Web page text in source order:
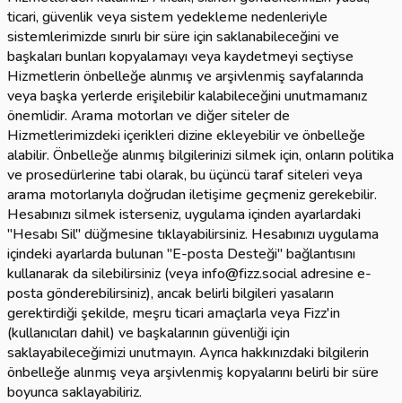
ticari, güvenlik veya sistem yedekleme nedenleriyle
sistemlerimizde sınırlı bir süre için saklanabileceğini ve
başkaları bunları kopyalamayı veya kaydetmeyi seçtiyse
Hizmetlerin önbelleğe alınmış ve arşivlenmiş sayfalarında
veya başka yerlerde erişilebilir kalabileceğini unutmamanız
önemlidir. Arama motorları ve diğer siteler de
Hizmetlerimizdeki içerikleri dizine ekleyebilir ve önbelleğe
alabilir. Önbelleğe alınmış bilgilerinizi silmek için, onların politika
ve prosedürlerine tabi olarak, bu üçüncü taraf siteleri veya
arama motorlarıyla doğrudan iletişime geçmeniz gerekebilir.
Hesabınızı silmek isterseniz, uygulama içinden ayarlardaki
"Hesabı Sil" düğmesine tıklayabilirsiniz. Hesabınızı uygulama
içindeki ayarlarda bulunan "E-posta Desteği" bağlantısını
kullanarak da silebilirsiniz (veya info@fizz.social adresine e-
posta gönderebilirsiniz), ancak belirli bilgileri yasaların
gerektirdiği şekilde, meşru ticari amaçlarla veya Fizz'in
(kullanıcıları dahil) ve başkalarının güvenliği için
saklayabileceğimizi unutmayın. Ayrıca hakkınızdaki bilgilerin
önbelleğe alınmış veya arşivlenmiş kopyalarını belirli bir süre
boyunca saklayabiliriz.